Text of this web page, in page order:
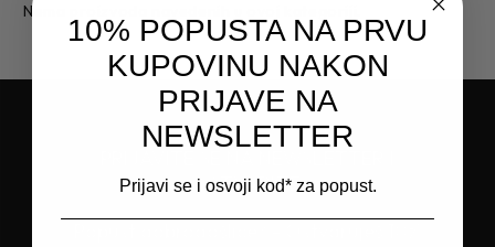
Nema proizvoda navedenih u ovoj kategoriji.
OSTVARITE
10% POPUSTA NA PRVU
KUPOVINU NAKON
PRIJAVE NA
NEWSLETTER
Prijavi se i osvoji kod* za popust.